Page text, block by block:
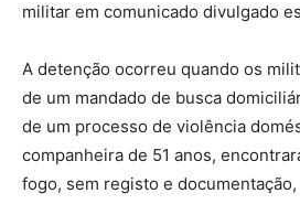
militar em comunicado divulgado
A detenção ocorreu quando os
de um mandado de busca
de um processo de violência
companheira de 51 anos,
fogo, sem registo e